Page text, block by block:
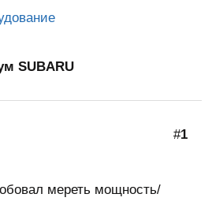
SUBARU
#1
мереть мощность/